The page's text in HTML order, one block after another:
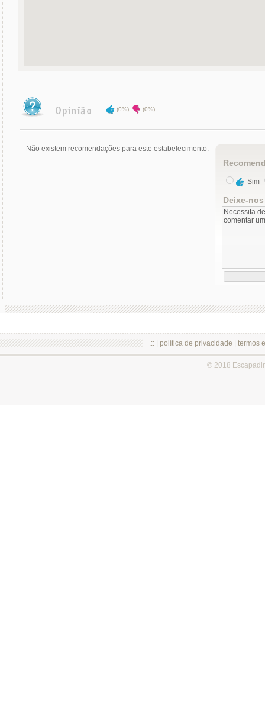
(0%) (0%)
Não existem recomendações para este estabelecimento.
Sim
Deixe-
.:: | política de privacidade termos
© 2018